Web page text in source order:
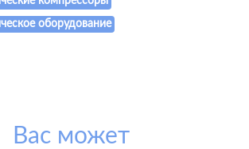
оборудование
Вас может